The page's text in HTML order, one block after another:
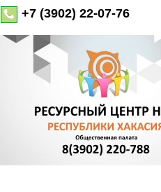
+7 (3902) 22-07-76